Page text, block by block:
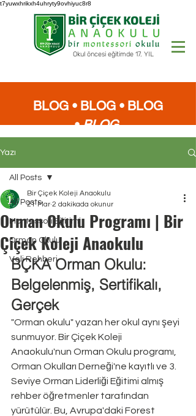
t7yuwxhrikxh4uhryty9ovhiyuc8r8
Okul öncesi eğitimde 17. YIL
BLOG • BLOG • BLOG
•BLOG
Yazı
All Posts
Montessori Eğitimi
Orman Okulu
Veli Rehberi
All Posts
Orman Okulu Programı | Bir
Çiçek Koleji Anaokulu
Bir Çiçek Koleji Anaokulu
21 Mar 2 dakikada okunur
BÇKA Orman Okulu:
Belgelenmiş, Sertifikalı,
Gerçek
"Orman okulu" yazan her okul aynı şeyi
sunmuyor. Bir Çiçek Koleji
Anaokulu'nun Orman Okulu programı,
Orman Okulları Derneği'ne kayıtlı ve 3.
Seviye Orman Liderliği Eğitimi almış
rehber öğretmenler tarafından
yürütülür. Bu, Avrupa'daki Forest